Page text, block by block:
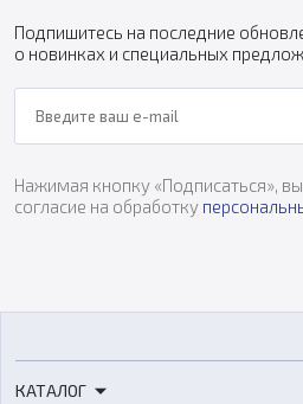
Подпишитесь на последние
о новинках и специальных
Нажимая кнопку «Подписаться»,
согласие на обработку
КАТАЛОГ